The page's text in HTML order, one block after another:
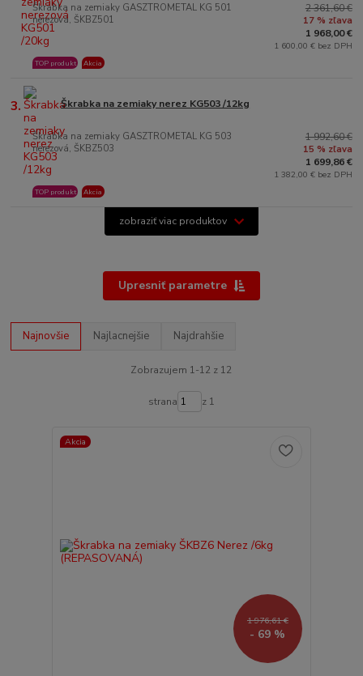
Škrabka na zemiaky GASZTROMETAL KG 501
nerezová, ŠKBZ501
TOP produkt Akcia
2 361,60 €
17 % zľava
1 968,00 €
1 600,00 € bez DPH
3. Škrabka na zemiaky nerez KG503 /12kg
Škrabka na zemiaky GASZTROMETAL KG 503
nerezová, ŠKBZ503
TOP produkt Akcia
1 992,60 €
15 % zľava
1 699,86 €
1 382,00 € bez DPH
zobraziť viac produktov
Upresniť parametre
Najnovšie Najlacnejšie Najdrahšie
Zobrazujem 1-12 z 12
strana z 1
Akcia
1 976,61 €
- 69 %